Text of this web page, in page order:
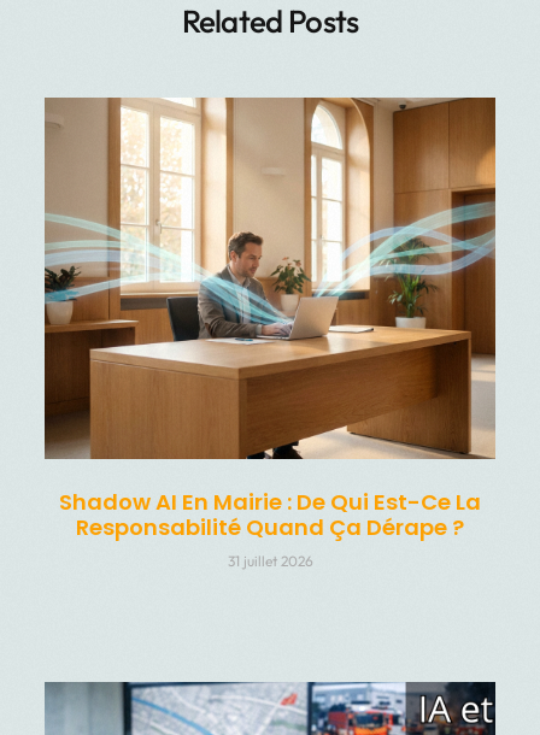
Related Posts
Shadow AI En Mairie : De Qui Est-Ce La
Responsabilité Quand Ça Dérape ?
31 juillet 2026